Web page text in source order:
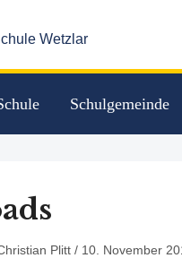
Schulgemeinde
Plitt / 10. November